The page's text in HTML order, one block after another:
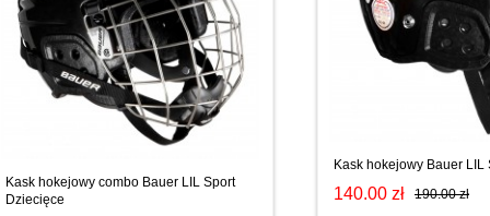
Kask hokejowy Bauer LIL
140.00 zł 190.00 zł
Kask hokejowy combo Bauer LIL Sport
Dziecięce